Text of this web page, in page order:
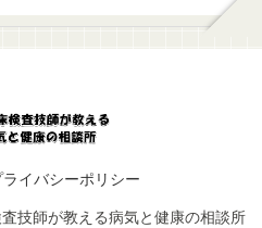
イバシーポリシー
技師が教える病気と健康の相談所